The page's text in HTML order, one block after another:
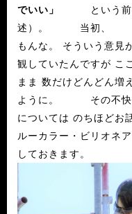
でいい」
述）。 当初、 「報じる側にブルーがいないんだ
もんな。 そういう意見が
観していたんですが こ
まま 数だけどんどん増
ように。 その不快感をもたらしている 「現場軽視」
については のちほどお話するとし
ルーカラー・ビリオネ